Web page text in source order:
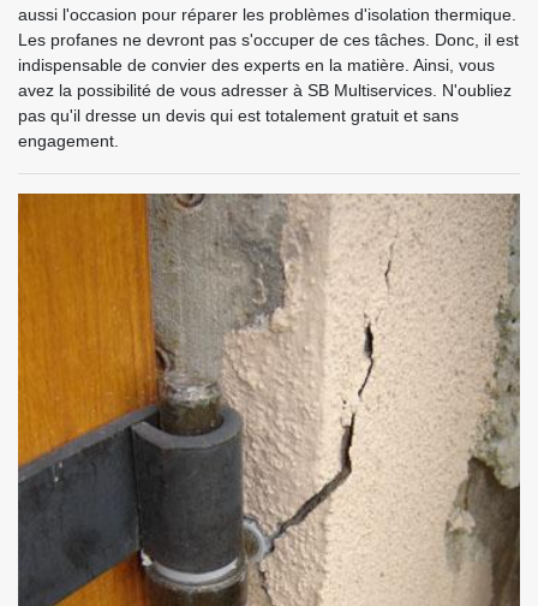
aussi l'occasion pour réparer les problèmes d'isolation thermique.
Les profanes ne devront pas s'occuper de ces tâches. Donc, il est
indispensable de convier des experts en la matière. Ainsi, vous
avez la possibilité de vous adresser à SB Multiservices. N'oubliez
pas qu'il dresse un devis qui est totalement gratuit et sans
engagement.